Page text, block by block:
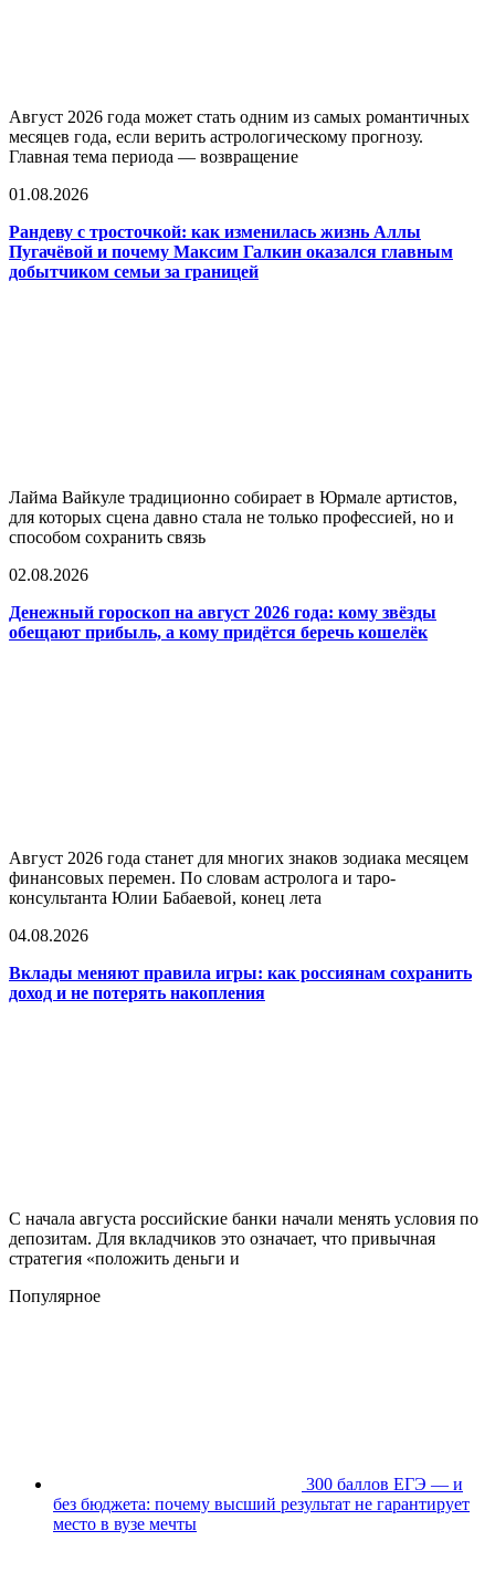
Август 2026 года может стать одним из самых романтичных
месяцев года, если верить астрологическому прогнозу.
Главная тема периода — возвращение
01.08.2026
Рандеву с тросточкой: как изменилась жизнь Аллы
Пугачёвой и почему Максим Галкин оказался главным
добытчиком семьи за границей
Лайма Вайкуле традиционно собирает в Юрмале артистов,
для которых сцена давно стала не только профессией, но и
способом сохранить связь
02.08.2026
Денежный гороскоп на август 2026 года: кому звёзды
обещают прибыль, а кому придётся беречь кошелёк
Август 2026 года станет для многих знаков зодиака месяцем
финансовых перемен. По словам астролога и таро-
консультанта Юлии Бабаевой, конец лета
04.08.2026
Вклады меняют правила игры: как россиянам сохранить
доход и не потерять накопления
С начала августа российские банки начали менять условия по
депозитам. Для вкладчиков это означает, что привычная
стратегия «положить деньги и
Популярное
300 баллов ЕГЭ — и
без бюджета: почему высший результат не гарантирует
место в вузе мечты